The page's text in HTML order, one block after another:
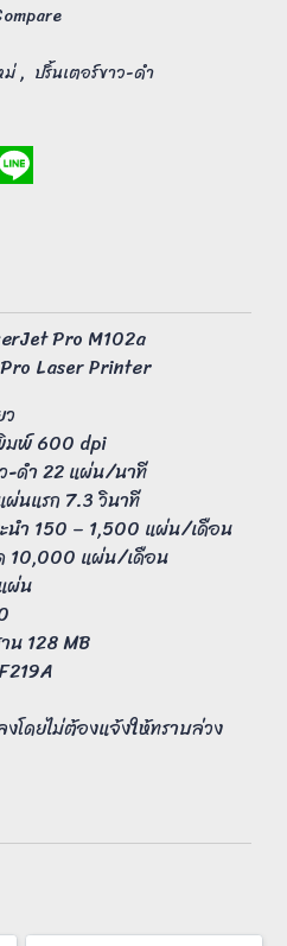
ม่, ปริ้นเตอร์ขาว-ดำ
Pro M102a
Laser Printer
มพ์ 600 dpi
-ดำ 22 แผ่น/นาที
นแรก 7.3 วินาที
ำ 150 – 1,500 แผ่น/เดือน
10,000 แผ่น/เดือน
ผ่น
น 128 MB
โดยไม่ต้องแจ้งให้ทราบล่วง